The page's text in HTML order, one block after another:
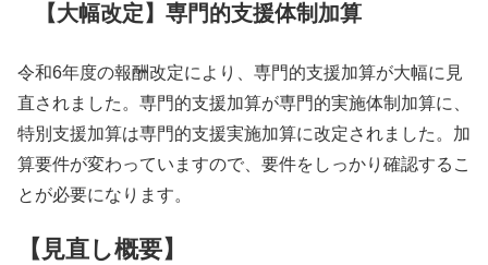
【大幅改定】専門的支援体制加算
令和6年度の報酬改定により、専門的支援加算が大幅に見
直されました。専門的支援加算が専門的実施体制加算に、
特別支援加算は専門的支援実施加算に改定されました。加
算要件が変わっていますので、要件をしっかり確認するこ
とが必要になります。
【見直し概要】